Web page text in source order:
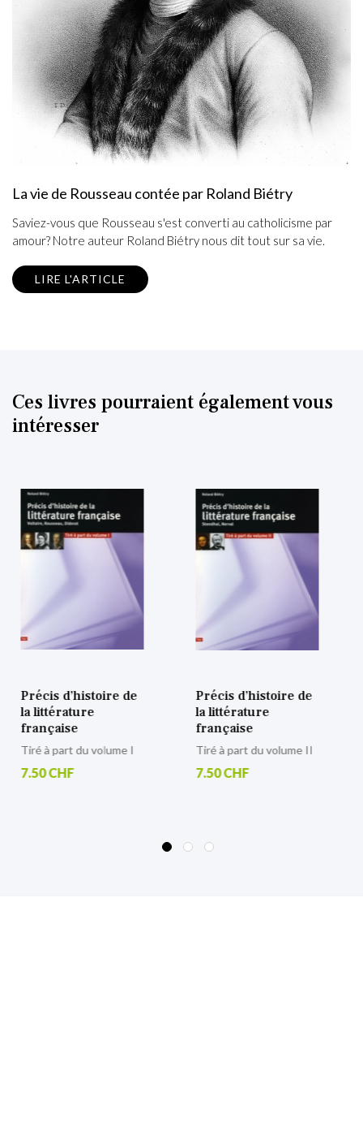
La vie de Rousseau contée par Roland Biétry
Saviez-vous que Rousseau s'est converti au catholicisme par
amour? Notre auteur Roland Biétry nous dit tout sur sa vie.
LIRE L'ARTICLE
Ces livres pourraient également vous
intéresser
de
Précis d’histoire de
Tiré à part du volume II
Précis
Tiré à part du